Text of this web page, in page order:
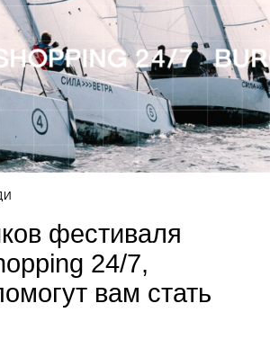
фестиваля
24/7,
вам стать